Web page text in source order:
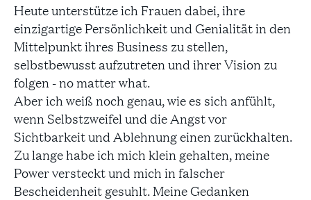
Heute unterstütze ich Frauen dabei, ihre
einzigartige Persönlichkeit und Genialität in den
Mittelpunkt ihres Business zu stellen,
selbstbewusst aufzutreten und ihrer Vision zu
folgen - no matter what.
Aber ich weiß noch genau, wie es sich anfühlt,
wenn Selbstzweifel und die Angst vor
Sichtbarkeit und Ablehnung einen zurückhalten.
Zu lange habe ich mich klein gehalten, meine
Power versteckt und mich in falscher
Bescheidenheit gesuhlt. Meine Gedanken